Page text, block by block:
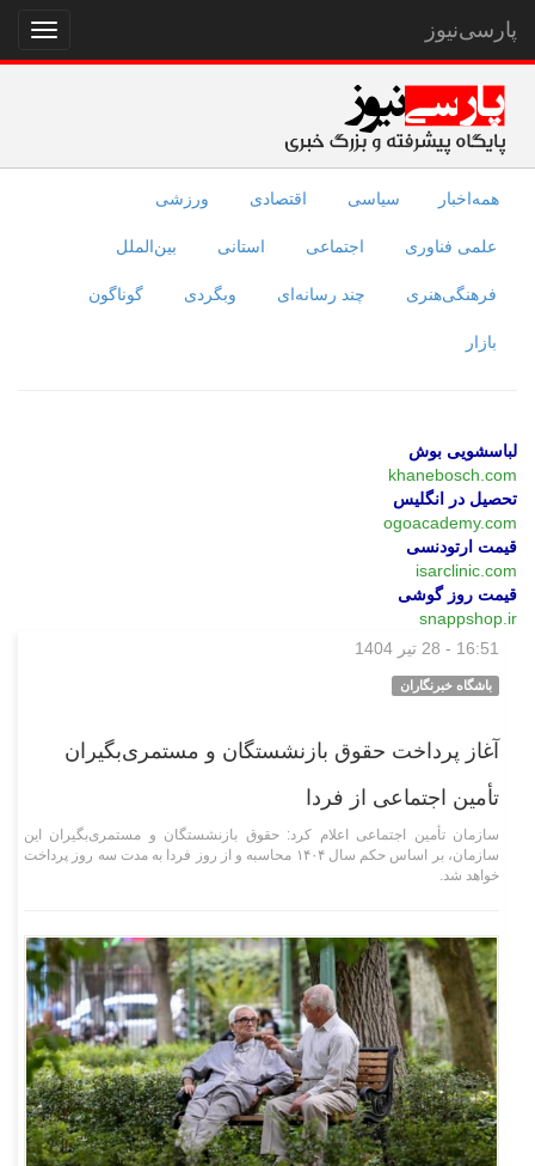
نمایش
منو
پارسی‌نیوز
همه‌اخبار سیاسی اقتصادی ورزشی
علمی فناوری اجتماعی استانی بین‌الملل
فرهنگی‌هنری چند رسانه‌ای وبگردی گوناگون
بازار
لباسشویی بوش
khanebosch.com
تحصیل در انگلیس
ogoacademy.com
قیمت ارتودنسی
isarclinic.com
قیمت روز گوشی
snappshop.ir
16:51 - 28 تیر 1404
باشگاه خبرنگاران
آغاز پرداخت حقوق بازنشستگان و مستمری‌بگیران
تأمین اجتماعی از فردا
سازمان تأمین اجتماعی اعلام کرد: حقوق بازنشستگان و مستمری‌بگیران این
سازمان، بر اساس حکم سال ۱۴۰۴ محاسبه و از روز فردا به مدت سه روز پرداخت
خواهد شد.